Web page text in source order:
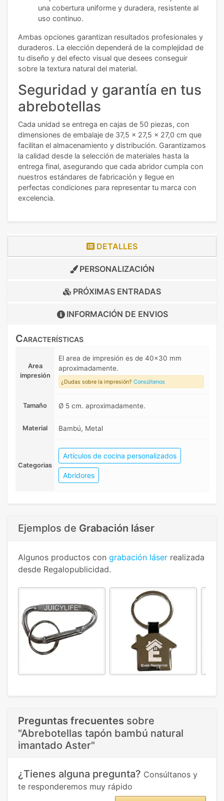
una cobertura uniforme y duradera, resistente al
uso continuo.
Ambas opciones garantizan resultados profesionales y
duraderos. La elección dependerá de la complejidad de
tu diseño y del efecto visual que desees conseguir
sobre la textura natural del material.
Seguridad y garantía en tus
abrebotellas
Cada unidad se entrega en cajas de 50 piezas, con
dimensiones de embalaje de 37,5 x 27,5 x 27,0 cm que
facilitan el almacenamiento y distribución. Garantizamos
la calidad desde la selección de materiales hasta la
entrega final, asegurando que cada abridor cumpla con
nuestros estándares de fabricación y llegue en
perfectas condiciones para representar tu marca con
excelencia.
DETALLES
PERSONALIZACIÓN
PRÓXIMAS ENTRADAS
INFORMACIÓN DE ENVIOS
Características
Area
impresión
El area de impresión es de 40x30 mm
aproximadamente.
¿Dudas sobre la impresión? Consúltenos
Tamaño Ø 5 cm. aproximadamente.
Material Bambú, Metal
Categorias
Artículos de cocina personalizados
Abridores
Ejemplos de Grabación láser
Algunos productos con grabación láser realizada
desde Regalopublicidad.
Preguntas frecuentes sobre
"Abrebotellas tapón bambú natural
imantado Aster"
¿Tienes alguna pregunta? Consúltanos y
te responderemos muy rápido